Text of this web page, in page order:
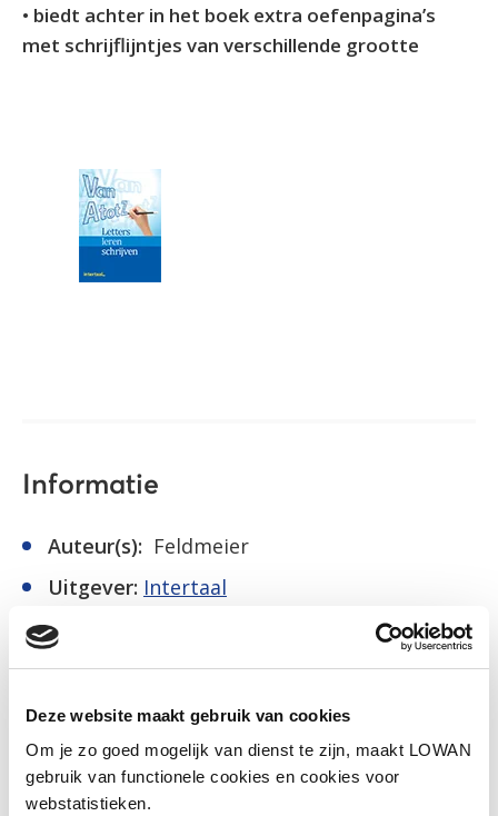
Deze website maakt gebruik van cookies
Om je zo goed mogelijk van dienst te zijn, maakt LOWAN
gebruik van functionele cookies en cookies voor
webstatistieken.
• biedt achter in het boek extra oefenpagina’s
met schrijflijntjes van verschillende grootte
Informatie
Auteur(s): Feldmeier
Uitgever: Intertaal
Jaar van uitgave:
ISBN: 9789054513834
Download inkijkexemplaar